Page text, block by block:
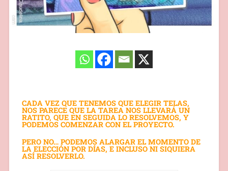
CADA VEZ QUE TENEMOS QUE ELEGIR TELAS,
NOS PARECE QUE LA TAREA NOS LLEVARÁ UN
RATITO, QUE EN SEGUIDA LO RESOLVEMOS, Y
PODEMOS COMENZAR CON EL PROYECTO.
PERO NO… PODEMOS ALARGAR EL MOMENTO DE
LA ELECCIÓN POR DÍAS, E INCLUSO NI SIQUIERA
ASÍ RESOLVERLO.